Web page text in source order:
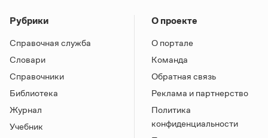
Рубрики
Справочная служба
Словари
Справочники
Библиотека
Журнал
Учебник
О проекте
О портале
Команда
Обратная связь
Реклама и партнерство
Политика
конфиденциальности